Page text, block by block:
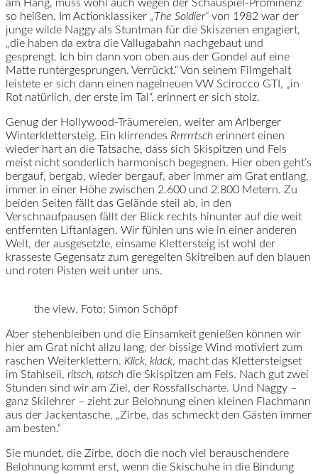
am Hang, muss wohl auch wegen der Schauspiel-Prominenz
so heißen. Im Actionklassiker „The Soldier“ von 1982 war der
junge wilde Naggy als Stuntman für die Skiszenen engagiert,
„die haben da extra die Vallugabahn nachgebaut und
gesprengt. Ich bin dann von oben aus der Gondel auf eine
Matte runtergesprungen. Verrückt.“ Von seinem Filmgehalt
leistete er sich dann einen nagelneuen VW Scirocco GTI, „in
Rot natürlich, der erste im Tal“, erinnert er sich stolz.
Genug der Hollywood-Träumereien, weiter am Arlberger
Winterklettersteig. Ein klirrendes Rrrrrrtsch erinnert einen
wieder hart an die Tatsache, dass sich Skispitzen und Fels
meist nicht sonderlich harmonisch begegnen. Hier oben geht’s
bergauf, bergab, wieder bergauf, aber immer am Grat entlang,
immer in einer Höhe zwischen 2.600 und 2.800 Metern. Zu
beiden Seiten fällt das Gelände steil ab, in den
Verschnaufpausen fällt der Blick rechts hinunter auf die weit
entfernten Liftanlagen. Wir fühlen uns wie in einer anderen
Welt, der ausgesetzte, einsame Klettersteig ist wohl der
krasseste Gegensatz zum geregelten Skitreiben auf den blauen
und roten Pisten weit unter uns.
the view. Foto: Simon Schöpf
Aber stehenbleiben und die Einsamkeit genießen können wir
hier am Grat nicht allzu lang, der bissige Wind motiviert zum
raschen Weiterklettern. Klick, klack, macht das Klettersteigset
im Stahlseil, ritsch, ratsch die Skispitzen am Fels. Nach gut zwei
Stunden sind wir am Ziel, der Rossfallscharte. Und Naggy –
ganz Skilehrer – zieht zur Belohnung einen kleinen Flachmann
aus der Jackentasche, „Zirbe, das schmeckt den Gästen immer
am besten.“
Sie mundet, die Zirbe, doch die noch viel berauschendere
Belohnung kommt erst, wenn die Skischuhe in die Bindung